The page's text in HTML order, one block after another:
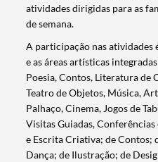
atividades dirigidas para as
de semana.
A participação nas
e as áreas artísticas
Poesia, Contos, Literatura de
Teatro de Objetos, Música,
Palhaço, Cinema, Jogos de
Visitas Guiadas,
e Escrita Criativa; de Contos;
Dança; de Ilustração; de